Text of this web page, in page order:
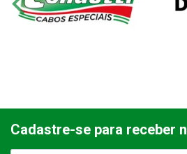
Cadastre-se para receber